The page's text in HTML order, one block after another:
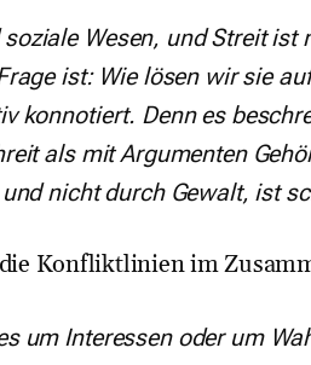
Wesen, und Streit
ist: Wie lösen wir sie
konnotiert. Denn es
als mit Argumenten
nicht durch Gewalt, ist
Konfliktlinien im
um Interessen oder um